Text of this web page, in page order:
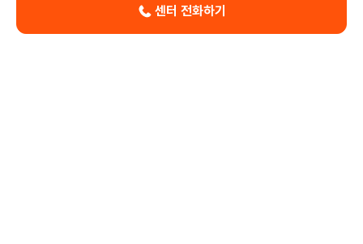
센터 전화하기